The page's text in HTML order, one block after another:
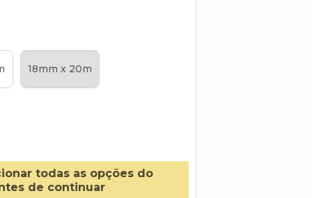
18mm x 20m
todas as opções do
de continuar